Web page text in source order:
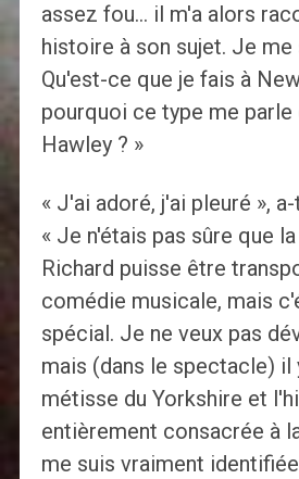
assez fou… il m'a alors
histoire à son sujet. Je me
Qu'est-ce que je fais à
pourquoi ce type me parle
Hawley ? »
« J'ai adoré, j'ai pleuré »,
« Je n'étais pas sûre que
Richard puisse être
comédie musicale, mais
spécial. Je ne veux pas
mais (dans le spectacle) il
métisse du Yorkshire et
entièrement consacrée à
me suis vraiment